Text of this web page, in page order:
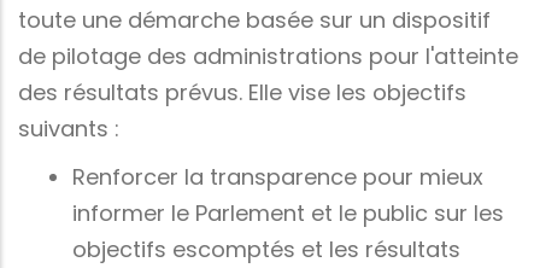
toute une démarche basée sur un dispositif
de pilotage des administrations pour l'atteinte
des résultats prévus. Elle vise les objectifs
suivants :
Renforcer la transparence pour mieux
informer le Parlement et le public sur les
objectifs escomptés et les résultats